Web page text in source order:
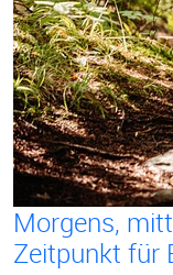
Morgens,
Zeitpunkt für